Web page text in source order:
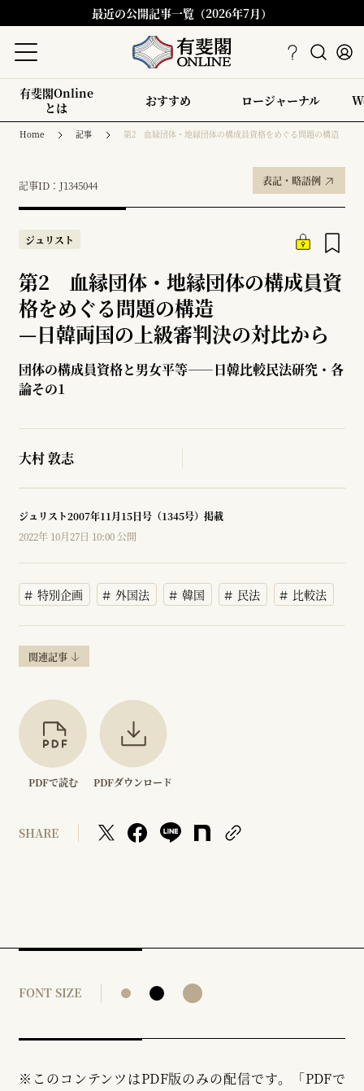
最近の公開記事一覧（2026年7月）
有斐閣Online
とは
おすすめ ロージャーナル
Home 記事 第2 血縁団体・地縁団体の構成員資格をめぐる問題の構造
記事ID：J1345044 表記・略語例
ジュリスト
第2 血縁団体・地縁団体の構成員資
格をめぐる問題の構造
—日韓両国の上級審判決の対比から
団体の構成員資格と男女平等――日韓比較民法研究・各
論その1
大村 敦志
ジュリスト2007年11月15日号（1345号）掲載
2022年 10月27日 10:00 公開
特別企画 外国法 韓国 民法 比較法
関連記事
PDFで読む PDFダウンロード
SHARE
FONT SIZE
※このコンテンツはPDF版のみの配信です。「PDFで